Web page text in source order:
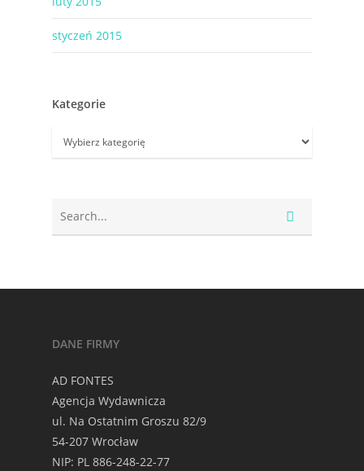
styczeń 2015
Kategorie
Kategorie
DANE FIRMY
AD FONTES
Agencja Wydawnicza
ul. Na Ostatnim Groszu 82/9
54-207 Wrocław
NIP: PL 886-248-22-77